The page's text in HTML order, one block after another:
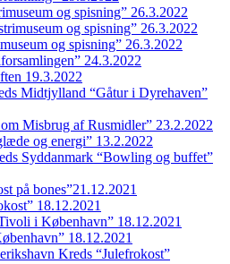
og spisning” 26.3.2022
og spisning” 26.3.2022
og spisning” 26.3.2022
24.3.2022
19.3.2022
Midtjylland “Gåtur i Dyrehaven”
Misbrug af Rusmidler” 23.2.2022
og energi” 13.2.2022
Syddanmark “Bowling og buffet”
på bones”21.12.2021
18.12.2021
i København” 18.12.2021
18.12.2021
Kreds “Julefrokost”